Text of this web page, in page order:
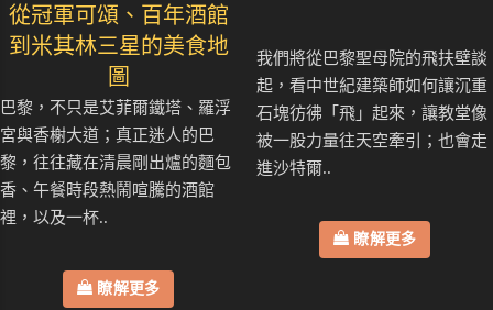
從冠軍可頌、百年酒館
到米其林三星的美食地
圖
巴黎，不只是艾菲爾鐵塔、羅浮
宮與香榭大道；真正迷人的巴
黎，往往藏在清晨剛出爐的麵包
香、午餐時段熱鬧喧騰的酒館
裡，以及一杯..
瞭解更多
我們將從巴黎聖母院的飛扶壁談
起，看中世紀建築師如何讓沉重
石塊彷彿「飛」起來，讓教堂像
被一股力量往天空牽引；也會走
進沙特爾..
瞭解更多